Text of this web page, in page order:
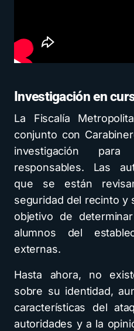
Investigación en
La Fiscalía
conjunto con
investigación
responsables. Las
que se están
seguridad del recinto y
objetivo de
alumnos del
externas.
Hasta ahora, no
sobre su identidad,
características del
autoridades y a la